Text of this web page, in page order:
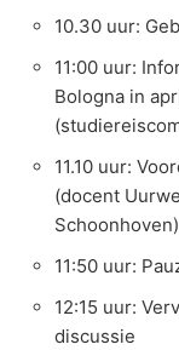
10.30 uur:
11:00 uur:
Bologna in
11.10 uur:
(docent
Schoonhoven)
11:50 uur:
12:15 uur:
discussie